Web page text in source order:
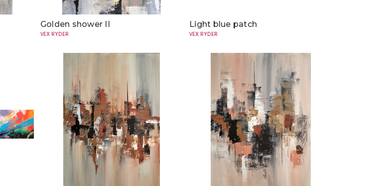
Golden shower II
VEX RYDER
Light blue patch
VEX RYDER